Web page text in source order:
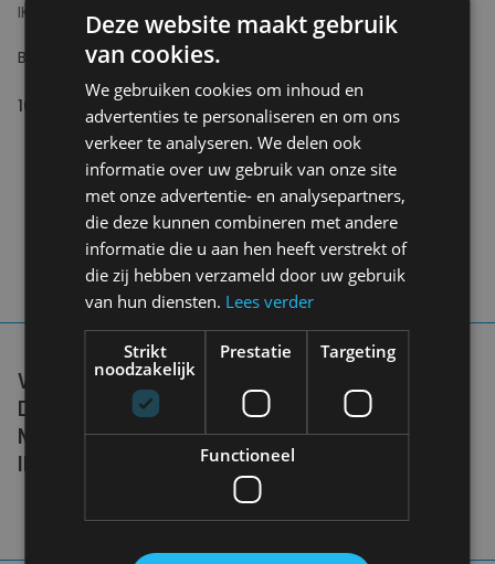
IKONIC
Bottle Boat - Gray Sail
16.95€
IKONIC
16.95€
WE DON'T NEED A HANDFUL OF PEOPLE
DOING ZERO WASTE PERFECTLY. WE NEED
MILLIONS OF PEOPLE DOING IT
IMPERFECTLY.
Anne Marie Bonneau
Deze website maakt gebruik
van cookies.
We gebruiken cookies om inhoud en
advertenties te personaliseren en om ons
verkeer te analyseren. We delen ook
informatie over uw gebruik van onze site
met onze advertentie- en analysepartners,
die deze kunnen combineren met andere
informatie die u aan hen heeft verstrekt of
die zij hebben verzameld door uw gebruik
van hun diensten. Lees verder
Strikt
noodzakelijk
Prestatie Targeting
Functioneel